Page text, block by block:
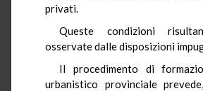
privati.
Queste condizioni
osservate dalle disposizioni
Il procedimento di
urbanistico provinciale